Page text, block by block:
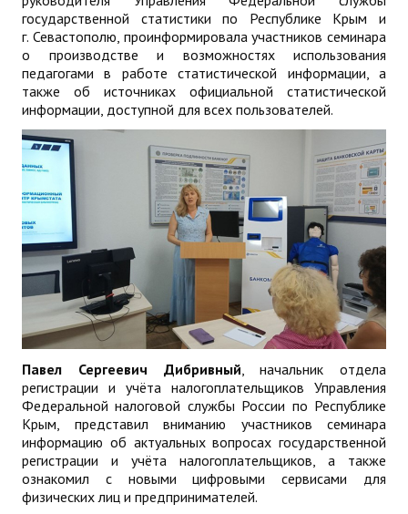
государственной статистики по Республике Крым и
г. Севастополю, проинформировала участников семинара
о производстве и возможностях использования
педагогами в работе статистической информации, а
также об источниках официальной статистической
информации, доступной для всех пользователей.
Павел Сергеевич Дибривный, начальник отдела
регистрации и учёта налогоплательщиков Управления
Федеральной налоговой службы России по Республике
Крым, представил вниманию участников семинара
информацию об актуальных вопросах государственной
регистрации и учёта налогоплательщиков, а также
ознакомил с новыми цифровыми сервисами для
физических лиц и предпринимателей.